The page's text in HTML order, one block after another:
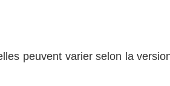
peuvent varier selon la